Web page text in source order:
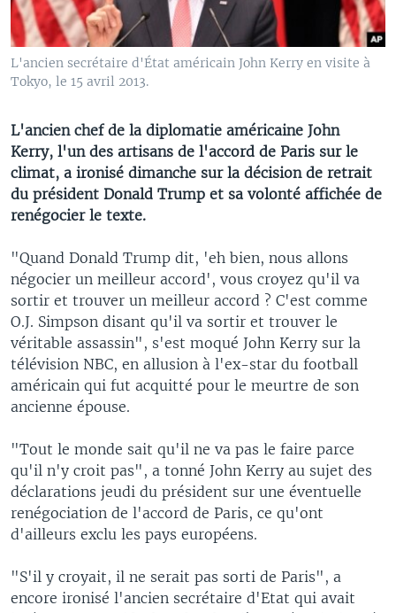
L'ancien secrétaire d'État américain John Kerry en visite à
Tokyo, le 15 avril 2013.
L'ancien chef de la diplomatie américaine John
Kerry, l'un des artisans de l'accord de Paris sur le
climat, a ironisé dimanche sur la décision de retrait
du président Donald Trump et sa volonté affichée de
renégocier le texte.
"Quand Donald Trump dit, 'eh bien, nous allons
négocier un meilleur accord', vous croyez qu'il va
sortir et trouver un meilleur accord ? C'est comme
O.J. Simpson disant qu'il va sortir et trouver le
véritable assassin", s'est moqué John Kerry sur la
télévision NBC, en allusion à l'ex-star du football
américain qui fut acquitté pour le meurtre de son
ancienne épouse.
"Tout le monde sait qu'il ne va pas le faire parce
qu'il n'y croit pas", a tonné John Kerry au sujet des
déclarations jeudi du président sur une éventuelle
renégociation de l'accord de Paris, ce qu'ont
d'ailleurs exclu les pays européens.
"S'il y croyait, il ne serait pas sorti de Paris", a
encore ironisé l'ancien secrétaire d'Etat qui avait